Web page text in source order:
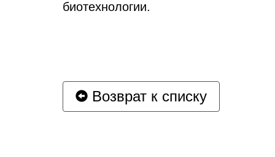
биотехнологии.
Возврат к списку